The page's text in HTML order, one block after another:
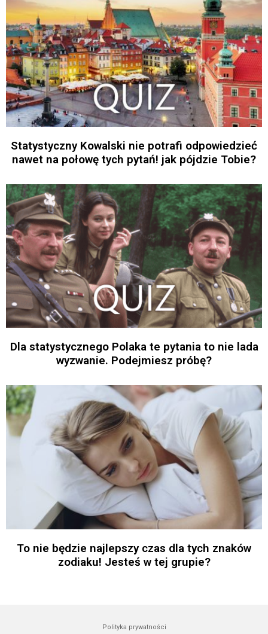
Statystyczny Kowalski nie potrafi odpowiedzieć
nawet na połowę tych pytań! jak pójdzie Tobie?
Dla statystycznego Polaka te pytania to nie lada
wyzwanie. Podejmiesz próbę?
To nie będzie najlepszy czas dla tych znaków
zodiaku! Jesteś w tej grupie?
Polityka prywatności